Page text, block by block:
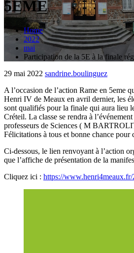
5EME
Home
2022
mai
Participation de la 5E à la finale
29 mai 2022 sandrine.boulinguez
A l’occasion de l’action Rame en 5eme
Henri IV de Meaux en avril dernier, les
sont qualifiés pour la finale qui aura lieu
Créteil. La classe se rendra à
professeurs de Sciences ( M
Félicitations à tous et bonne chance pour
Ci-dessous, le lien renvoyant à l’action
que l’affiche de présentation de la
Cliquez ici : ​ https://www.henri4meaux.fr/